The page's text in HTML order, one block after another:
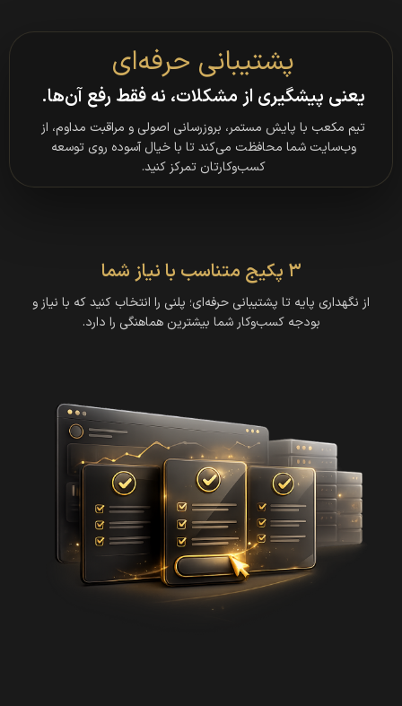
پشتیبانی حرفه‌ای
یعنی پیشگیری از مشکلات، نه فقط رفع آن‌ها.
تیم مکعب با پایش مستمر، بروزرسانی اصولی و مراقبت مداوم، از
وب‌سایت شما محافظت می‌کند تا با خیال آسوده روی توسعه
کسب‌وکارتان تمرکز کنید.
۳ پکیج متناسب با نیاز شما
از نگهداری پایه تا پشتیبانی حرفه‌ای؛ پلنی را انتخاب کنید که با نیاز و
بودجه کسب‌وکار شما بیشترین هماهنگی را دارد.